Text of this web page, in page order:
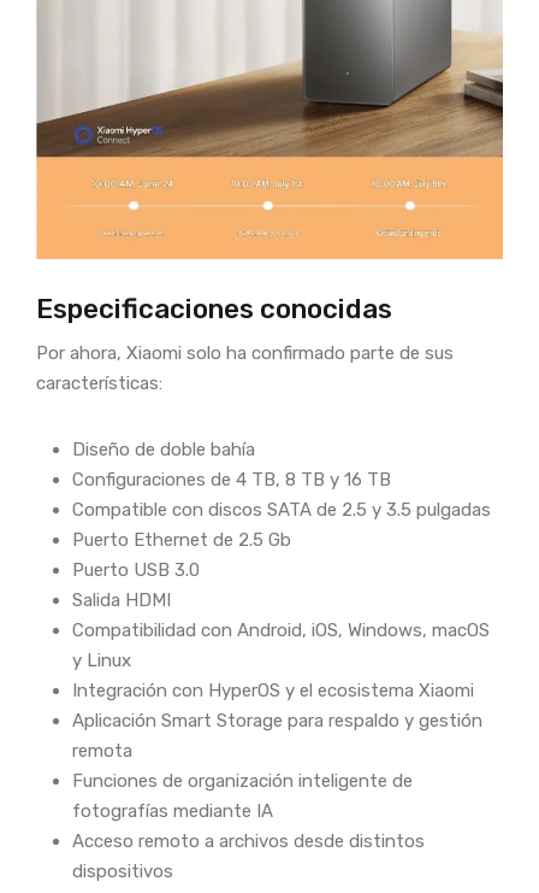
Especificaciones conocidas
Por ahora, Xiaomi solo ha confirmado parte de sus
características:
Diseño de doble bahía
Configuraciones de 4 TB, 8 TB y 16 TB
Compatible con discos SATA de 2.5 y 3.5 pulgadas
Puerto Ethernet de 2.5 Gb
Puerto USB 3.0
Salida HDMI
Compatibilidad con Android, iOS, Windows, macOS
y Linux
Integración con HyperOS y el ecosistema Xiaomi
Aplicación Smart Storage para respaldo y gestión
remota
Funciones de organización inteligente de
fotografías mediante IA
Acceso remoto a archivos desde distintos
dispositivos